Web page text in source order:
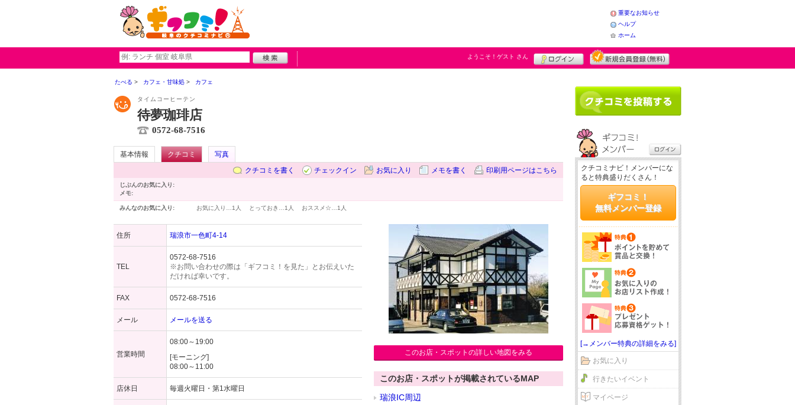
重要なお知らせ
ヘルプ
ホーム
ようこそ！ ゲスト さん
たべる カフェ・甘味処 カフェ
タイムコーヒーテン
待夢珈琲店
0572-68-7516
基本情報 クチコミ
写真
クチコミを書く
チェックイン お気に入り メモを書く 印刷用ページはこちら
じぶんのお気に入り:
メモ:
みんなのお気に入り: お気に入り… 1人 とっておき… 1人 おススメ☆… 1人
住所 瑞浪市一色町4-14
TEL
0572-68-7516
※お問い合わせの際は「ギフコミ！を見た」とお伝えいた
だければ幸いです。
FAX 0572-68-7516
メール メールを送る
営業時間
08:00～19:00
[モーニング]
08:00～11:00
店休日 毎週火曜日・第1水曜日
このお店・スポットの詳しい地図をみる
このお店・スポットが掲載されているMAP
瑞浪IC周辺
クチコミナビ！メンバーにな
ると特典盛りだくさん！
ギフコミ！
無料メンバー登録
[→メンバー特典の詳細をみる]
お気に入り
行きたいイベント
マイページ